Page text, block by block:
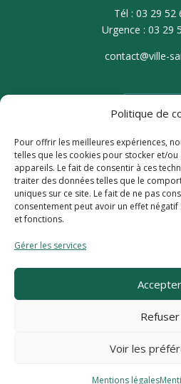
Politique de
Pour offrir les meilleures expériences,
telles que les cookies pour stocker et/
appareils. Le fait de consentir à ces
traiter des données telles que le
uniques sur ce site. Le fait de ne pas
consentement peut avoir un effet
et fonctions.
Gérer les services
Accepter
Refuser
Voir les
Mentions légales
Tél : 03 29 52
Urgence : 03 29
contact@ville-